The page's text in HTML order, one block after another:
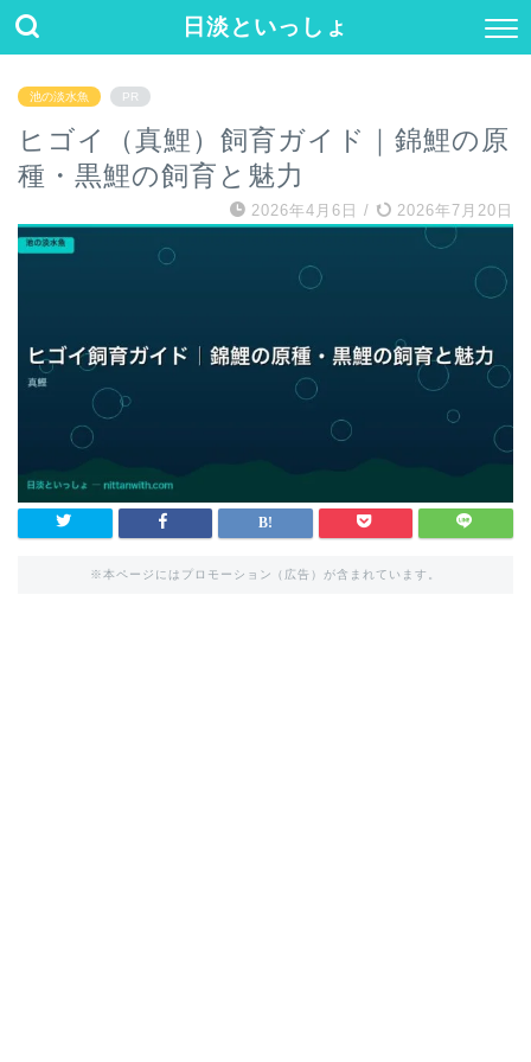
日淡といっしょ
池の淡水魚 PR
ヒゴイ（真鯉）飼育ガイド｜錦鯉の原
種・黒鯉の飼育と魅力
2026年4月6日 / 2026年7月20日
※本ページにはプロモーション（広告）が含まれています。